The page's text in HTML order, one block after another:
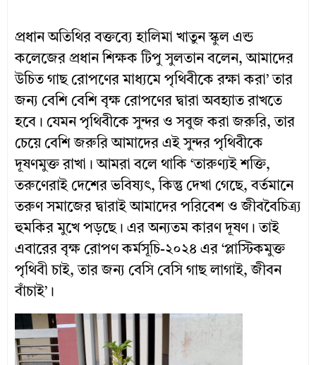
প্রধান অতিথির বক্তব্যে হালিমা খাতুন স্কুল এন্ড
কলেজের প্রধান শিক্ষক টিপু সুলতান বলেন, আমাদের
উচিত গাছ রোপণের মাধ্যমে পৃথিবীকে রক্ষা করা’ তার
জন্য বেশি বেশি বৃক্ষ রোপণের দ্বারা অবহ্যাত রাখতে
হবে। যেমন পৃথিবীকে সুন্দর ও সবুজ করা জরুরি, তার
চেয়ে বেশি জরুরি আমাদের এই সুন্দর পৃথিবীকে
দূষণমুক্ত রাখা। আমরা বলে থাকি ‘তারুণ্যই শক্তি,
তরুণেরাই দেশের ভবিষ্যৎ, কিন্তু দেখা গেছে, বর্তমানে
তরুণ সমাজের দ্বারাই আমাদের পরিবেশ ও জীববৈচিত্র্য
হুমকির মুখে পড়ছে। এর অন্যতম কারণ দূষণ। তাই
এবারের বৃক্ষ রোপণ কর্মসূচি-২০২৪ এর ‘প্লাস্টিকমুক্ত
পৃথিবী চাই, তার জন্য বেসি বেসি গাছ লাগাই, জীবন
বাঁচাই’।